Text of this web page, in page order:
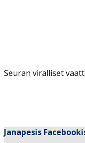
Seuran viralliset
Janapesis